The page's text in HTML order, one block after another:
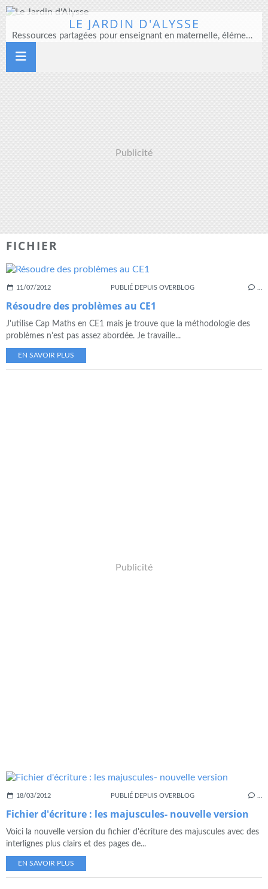
LE JARDIN D'ALYSSE
Ressources partagées pour enseignant en maternelle, élémentaire et direction d'école
Publicité
FICHIER
11/07/2012 PUBLIÉ DEPUIS OVERBLOG
Résoudre des problèmes au CE1
J'utilise Cap Maths en CE1 mais je trouve que la méthodologie des
problèmes n'est pas assez abordée. Je travaille...
EN SAVOIR PLUS
Publicité
18/03/2012 PUBLIÉ DEPUIS OVERBLOG
Fichier d'écriture : les majuscules- nouvelle version
Voici la nouvelle version du fichier d'écriture des majuscules avec des
interlignes plus clairs et des pages de...
EN SAVOIR PLUS